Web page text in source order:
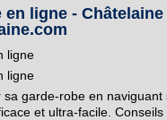
en ligne - Châtelaine
ligne
ligne
sa garde-robe en
et ultra-facile.